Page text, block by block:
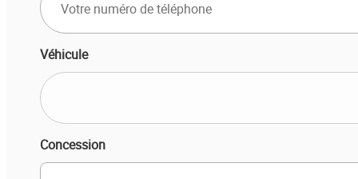
Véhicule
Concession